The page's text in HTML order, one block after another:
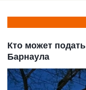
Кто может
Барнаула